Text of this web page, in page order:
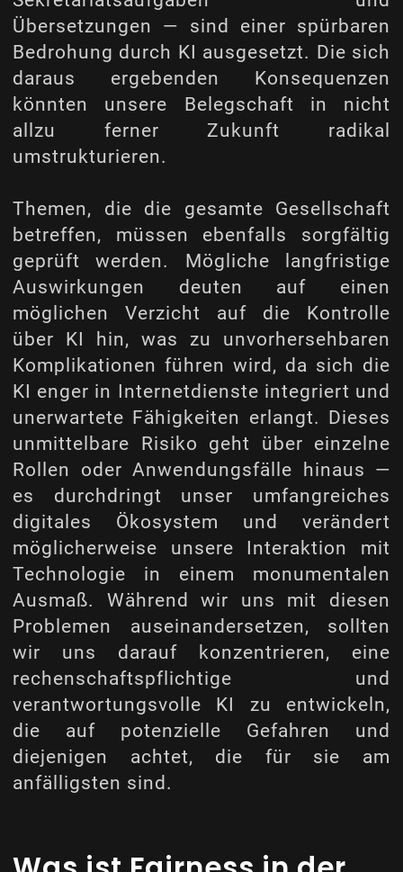
Übersetzungen — sind einer spürbaren
Bedrohung durch KI ausgesetzt. Die sich
daraus ergebenden Konsequenzen
könnten unsere Belegschaft in nicht
allzu ferner Zukunft radikal
umstrukturieren.
Themen, die die gesamte Gesellschaft
betreffen, müssen ebenfalls sorgfältig
geprüft werden. Mögliche langfristige
Auswirkungen deuten auf einen
möglichen Verzicht auf die Kontrolle
über KI hin, was zu unvorhersehbaren
Komplikationen führen wird, da sich die
KI enger in Internetdienste integriert und
unerwartete Fähigkeiten erlangt. Dieses
unmittelbare Risiko geht über einzelne
Rollen oder Anwendungsfälle hinaus —
es durchdringt unser umfangreiches
digitales Ökosystem und verändert
möglicherweise unsere Interaktion mit
Technologie in einem monumentalen
Ausmaß. Während wir uns mit diesen
Problemen auseinandersetzen, sollten
wir uns darauf konzentrieren, eine
rechenschaftspflichtige und
verantwortungsvolle KI zu entwickeln,
die auf potenzielle Gefahren und
diejenigen achtet, die für sie am
anfälligsten sind.